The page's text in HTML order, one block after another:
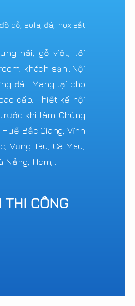
gỗ, sofa, đá, inox sắt
hải, gỗ việt, tối
khách sạn...Nội
đá. Mang lại cho
cấp. Thiết kế nội
khi làm. Chúng
Bắc Giang, Vĩnh
Vũng Tàu, Cà Mau,
Hcm,...
THI CÔNG